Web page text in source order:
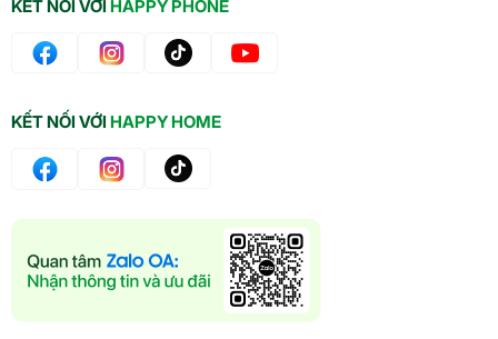
KẾT NỐI VỚIHAPPY PHONE
KẾT NỐI VỚIHAPPY HOME